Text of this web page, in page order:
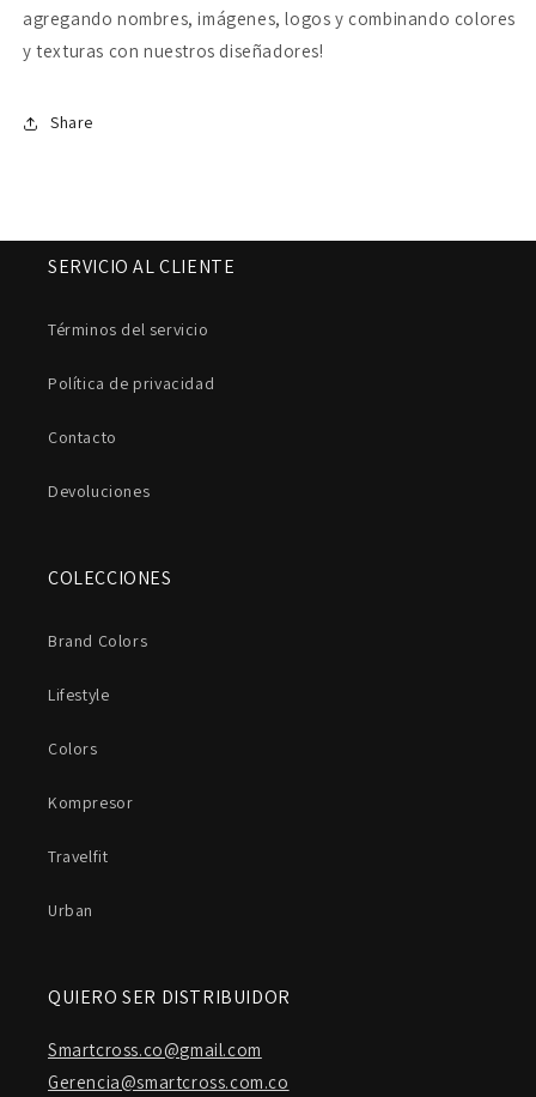
agregando nombres, imágenes, logos y combinando colores
y texturas con nuestros diseñadores!
Share
SERVICIO AL CLIENTE
Términos del servicio
Política de privacidad
Contacto
Devoluciones
COLECCIONES
Brand Colors
Lifestyle
Colors
Kompresor
Travelfit
Urban
QUIERO SER DISTRIBUIDOR
Smartcross.co@gmail.com
Gerencia@smartcross.com.co